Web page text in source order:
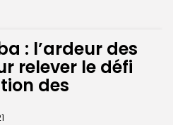
: l’ardeur des
relever le défi
des